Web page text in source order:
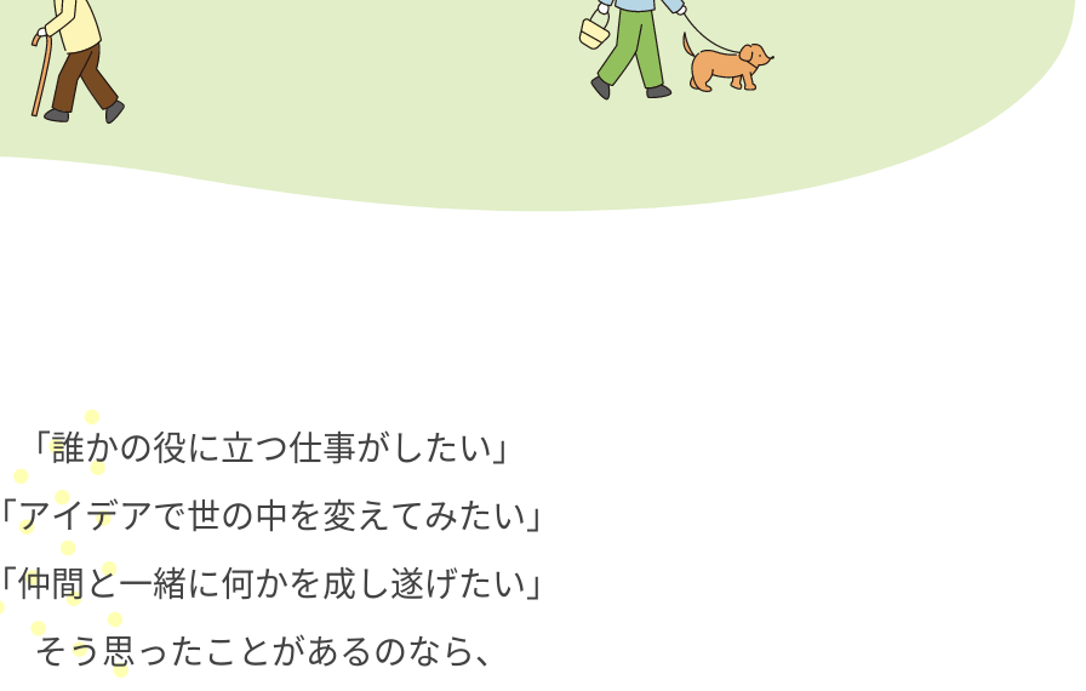
「誰かの役に立つ仕事がしたい」
アイデアで世の中を変えてみたい」
仲間と一緒に何かを成し遂げたい」
そう思ったことがあるのなら、